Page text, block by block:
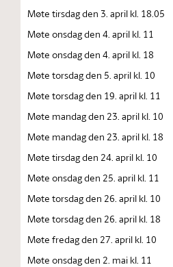
Møte tirsdag den 3. april kl. 18.05
Møte onsdag den 4. april kl. 11
Møte onsdag den 4. april kl. 18
Møte torsdag den 5. april kl. 10
Møte torsdag den 19. april kl. 11
Møte mandag den 23. april kl. 10
Møte mandag den 23. april kl. 18
Møte tirsdag den 24. april kl. 10
Møte onsdag den 25. april kl. 11
Møte torsdag den 26. april kl. 10
Møte torsdag den 26. april kl. 18
Møte fredag den 27. april kl. 10
Møte onsdag den 2. mai kl. 11